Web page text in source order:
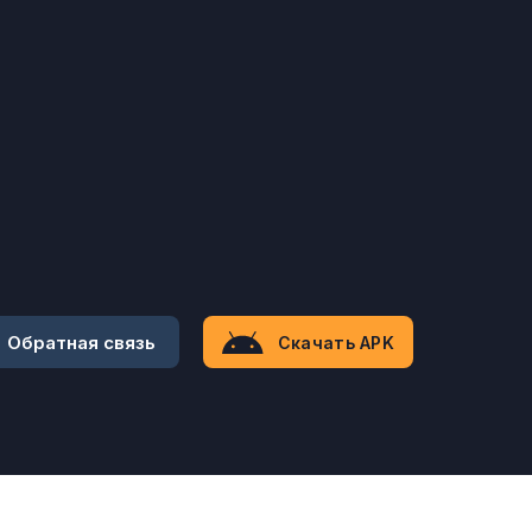
Обратная связь Скачать APK